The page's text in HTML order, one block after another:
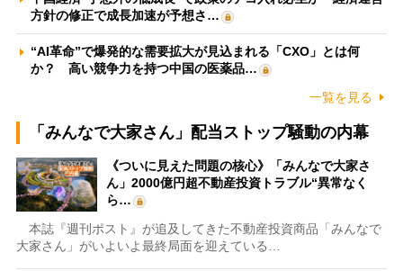
方針の修正で成長加速が予想さ…
“AI革命”で爆発的な需要拡大が見込まれる「CXO」とは何
か？ 高い競争力を持つ中国の医薬品…
一覧を見る
「みんなで大家さん」配当ストップ騒動の内幕
《ついに見えた問題の核心》「みんなで大家さ
ん」2000億円超不動産投資トラブル“異常なく
ら…
本誌『週刊ポスト』が追及してきた不動産投資商品「みんなで
大家さん」がいよいよ最終局面を迎えている…